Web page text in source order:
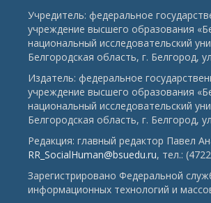
Учредитель: федеральное
учреждение высшего образования
национальный исследовательский
Белгородская область, г. Белгород,
Издатель: федеральное
учреждение высшего образования
национальный исследовательский
Белгородская область, г. Белгород,
Редакция: главный редактор Павел
RR_SocialHuman@bsuedu.ru, тел.:
Зарегистрировано Федеральной
информационных технологий и